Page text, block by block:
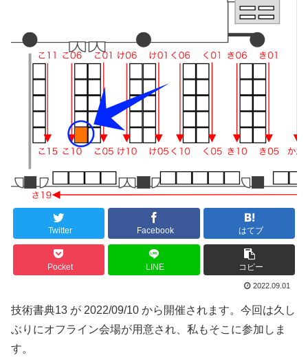
Twitter Facebook はてブ
Pocket LINE コピー
2022.09.01
技術書典13 が 2022/09/10 から開催されます。今回は久し
ぶりにオフライン会場が用意され、私もそこに参加しま
す。